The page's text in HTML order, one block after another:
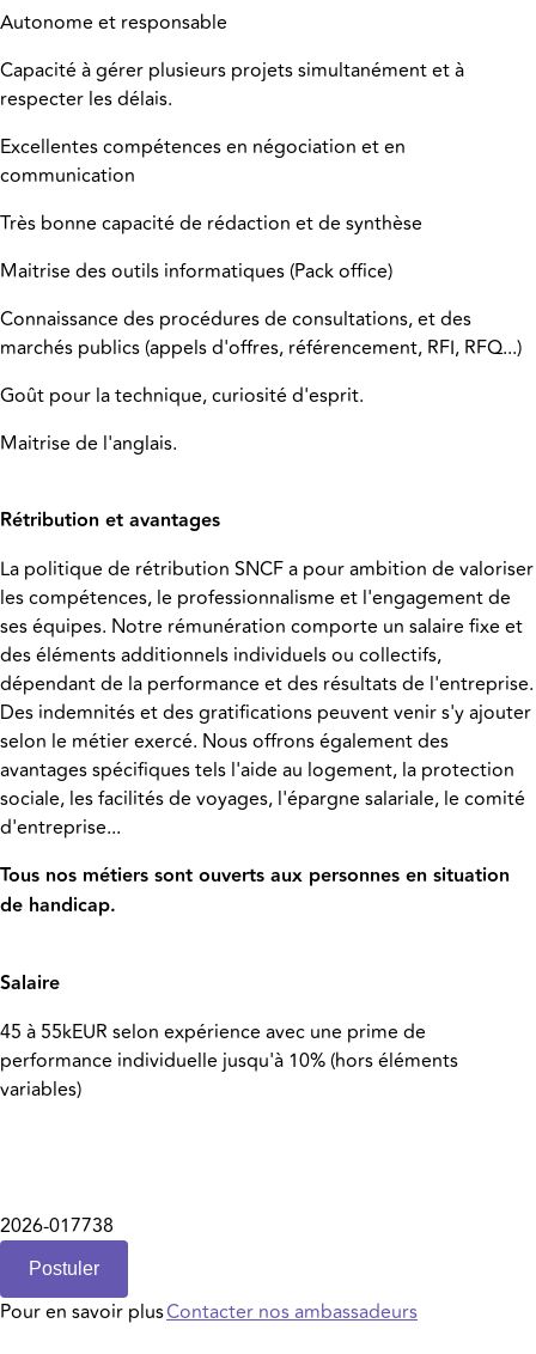
Autonome et responsable
Capacité à gérer plusieurs projets simultanément et à
respecter les délais.
Excellentes compétences en négociation et en
communication
Très bonne capacité de rédaction et de synthèse
Maitrise des outils informatiques (Pack office)
Connaissance des procédures de consultations, et des
marchés publics (appels d'offres, référencement, RFI, RFQ...)
Goût pour la technique, curiosité d'esprit.
Maitrise de l'anglais.
Rétribution et avantages
La politique de rétribution SNCF a pour ambition de valoriser
les compétences, le professionnalisme et l'engagement de
ses équipes. Notre rémunération comporte un salaire fixe et
des éléments additionnels individuels ou collectifs,
dépendant de la performance et des résultats de l'entreprise.
Des indemnités et des gratifications peuvent venir s'y ajouter
selon le métier exercé. Nous offrons également des
avantages spécifiques tels l'aide au logement, la protection
sociale, les facilités de voyages, l'épargne salariale, le comité
d'entreprise...
Tous nos métiers sont ouverts aux personnes en situation
de handicap.
Salaire
45 à 55kEUR selon expérience avec une prime de
performance individuelle jusqu'à 10% (hors éléments
variables)
2026-017738
Postuler
Pour en savoir plusContacter nos ambassadeurs